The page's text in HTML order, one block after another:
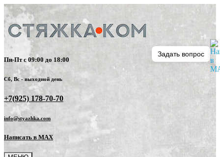
Пн-Пт с 09:00 до 18:00
Сб, Вс - выходной день
+7(925) 178-70-70
info@styazhka.com
Написать в MAX
Задать вопрос